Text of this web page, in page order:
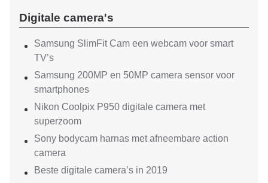
Digitale camera's
Samsung SlimFit Cam een webcam voor smart
TV’s
Samsung 200MP en 50MP camera sensor voor
smartphones
Nikon Coolpix P950 digitale camera met
superzoom
Sony bodycam harnas met afneembare action
camera
Beste digitale camera’s in 2019